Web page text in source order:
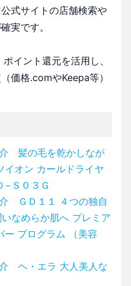
式サイトの店舗検索や
実です。
イント還元を活用し、
価格.comやKeepa等）
髪の毛を乾かしなが
イオン カールドライヤ
−Ｓ０３Ｇ
ＧＤ１１ ４つの独自
なめらか肌へ プレミア
ー プログラム （美容
ヘ・エラ 大人美人な